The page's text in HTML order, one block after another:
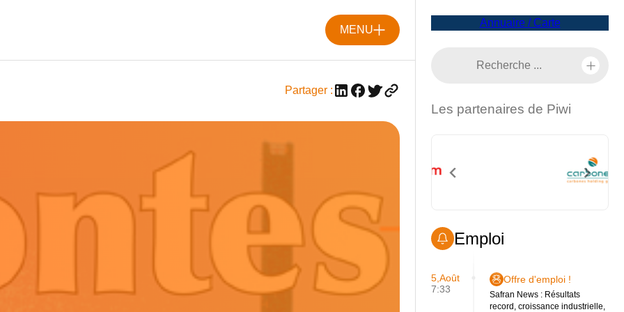
MENU
Partager :
Annuaire / Carte
Les partenaires de Piwi
Emploi
5,Août
7:33
Offre d'emploi !
Safran News : Résultats
record, croissance industrielle,